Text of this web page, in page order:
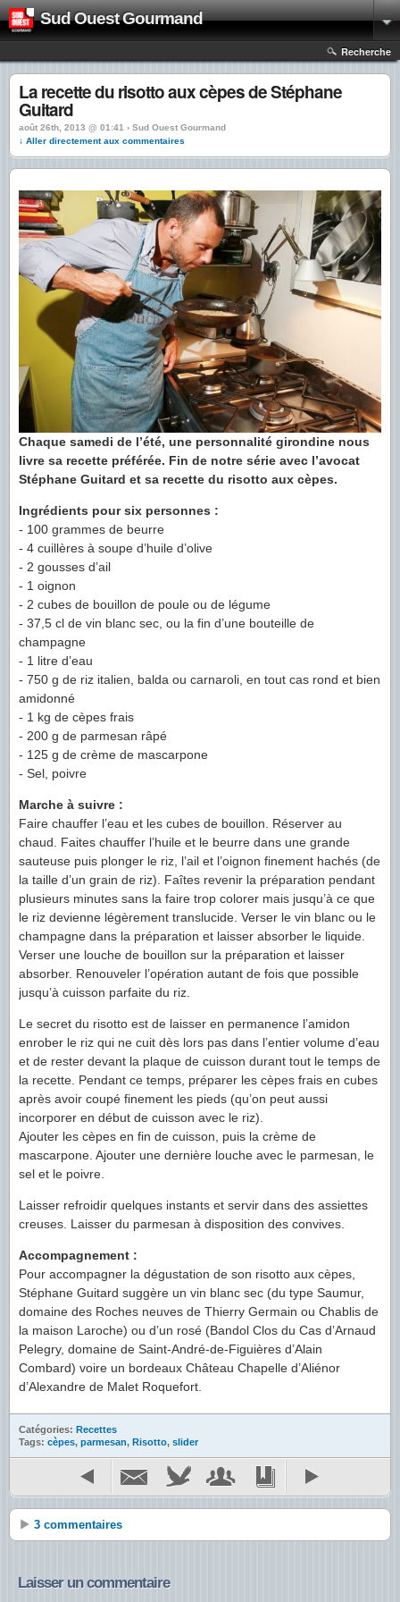
Sud Ouest Gourmand
Recherche
La recette du risotto aux cèpes de Stéphane
Guitard
août 26th, 2013 @ 01:41 › Sud Ouest Gourmand
↓ Aller directement aux commentaires
Chaque samedi de l’été, une personnalité girondine nous
livre sa recette préférée. Fin de notre série avec l’avocat
Stéphane Guitard et sa recette du risotto aux cèpes.
Ingrédients pour six personnes :
- 100 grammes de beurre
- 4 cuillères à soupe d’huile d’olive
- 2 gousses d’ail
- 1 oignon
- 2 cubes de bouillon de poule ou de légume
- 37,5 cl de vin blanc sec, ou la fin d’une bouteille de
champagne
- 1 litre d’eau
- 750 g de riz italien, balda ou carnaroli, en tout cas rond et bien
amidonné
- 1 kg de cèpes frais
- 200 g de parmesan râpé
- 125 g de crème de mascarpone
- Sel, poivre
Marche à suivre :
Faire chauffer l’eau et les cubes de bouillon. Réserver au
chaud. Faites chauffer l’huile et le beurre dans une grande
sauteuse puis plonger le riz, l’ail et l’oignon finement hachés (de
la taille d’un grain de riz). Faîtes revenir la préparation pendant
plusieurs minutes sans la faire trop colorer mais jusqu’à ce que
le riz devienne légèrement translucide. Verser le vin blanc ou le
champagne dans la préparation et laisser absorber le liquide.
Verser une louche de bouillon sur la préparation et laisser
absorber. Renouveler l’opération autant de fois que possible
jusqu’à cuisson parfaite du riz.
Le secret du risotto est de laisser en permanence l’amidon
enrober le riz qui ne cuit dès lors pas dans l’entier volume d’eau
et de rester devant la plaque de cuisson durant tout le temps de
la recette. Pendant ce temps, préparer les cèpes frais en cubes
après avoir coupé finement les pieds (qu’on peut aussi
incorporer en début de cuisson avec le riz).
Ajouter les cèpes en fin de cuisson, puis la crème de
mascarpone. Ajouter une dernière louche avec le parmesan, le
sel et le poivre.
Laisser refroidir quelques instants et servir dans des assiettes
creuses. Laisser du parmesan à disposition des convives.
Accompagnement :
Pour accompagner la dégustation de son risotto aux cèpes,
Stéphane Guitard suggère un vin blanc sec (du type Saumur,
domaine des Roches neuves de Thierry Germain ou Chablis de
la maison Laroche) ou d’un rosé (Bandol Clos du Cas d’Arnaud
Pelegry, domaine de Saint-André-de-Figuières d’Alain
Combard) voire un bordeaux Château Chapelle d’Aliénor
d’Alexandre de Malet Roquefort.
Catégories: Recettes
Tags: cèpes, parmesan, Risotto, slider
3 commentaires
Laisser un commentaire